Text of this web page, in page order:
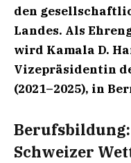
den
Landes. Als
wird Kamala D.
Vizepräsidentin
(2021–2025), in
Schweizer